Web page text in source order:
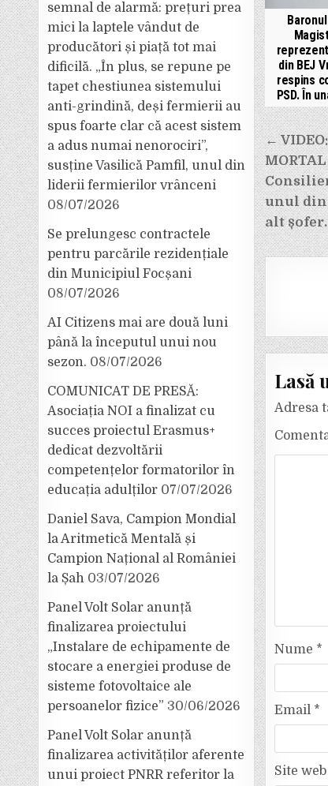
Baronul
din BEJ
respins
PSD. În
în
←
unul din
alt șofer.
Lasă
Adresa
Nume *
Email *
Site web
semnal de alarmă: prețuri prea
mici la laptele vândut de
producători și piață tot mai
dificilă. „În plus, se repune pe
tapet chestiunea sistemului
anti-grindină, deși fermierii au
spus foarte clar că acest sistem
a adus numai nenorociri”,
susține Vasilică Pamfil, unul din
liderii fermierilor vrânceni
08/07/2026
Se prelungesc contractele
pentru parcările rezidențiale
din Municipiul Focșani
08/07/2026
AI Citizens mai are două luni
până la începutul unui nou
sezon. 08/07/2026
COMUNICAT DE PRESĂ:
Asociația NOI a finalizat cu
succes proiectul Erasmus+
dedicat dezvoltării
competențelor formatorilor în
educația adulților 07/07/2026
Daniel Sava, Campion Mondial
la Aritmetică Mentală și
Campion Național al României
la Șah 03/07/2026
Panel Volt Solar anunță
finalizarea proiectului
„Instalare de echipamente de
stocare a energiei produse de
sisteme fotovoltaice ale
persoanelor fizice” 30/06/2026
Panel Volt Solar anunță
finalizarea activităților aferente
unui proiect PNRR referitor la